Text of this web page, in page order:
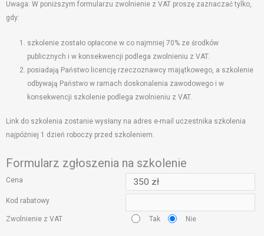
Uwaga: W poniższym formularzu zwolnienie z VAT proszę zaznaczać tylko,
gdy:
szkolenie zostało opłacone w co najmniej 70% ze środków
publicznych i w konsekwencji podlega zwolnieniu z VAT.
posiadają Państwo licencję rzeczoznawcy majątkowego, a szkolenie
odbywają Państwo w ramach doskonalenia zawodowego i w
konsekwencji szkolenie podlega zwolnieniu z VAT.
Link do szkolenia zostanie wysłany na adres e-mail uczestnika szkolenia
najpóźniej 1 dzień roboczy przed szkoleniem.
Formularz zgłoszenia na szkolenie
Cena
Kod rabatowy
Zwolnienie z VAT Tak Nie